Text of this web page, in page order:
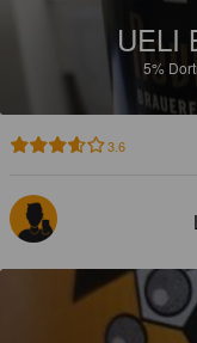
UELI
5%
3.6